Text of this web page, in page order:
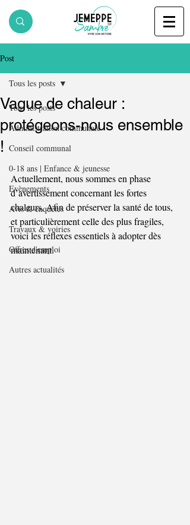
Post
Tous les posts
Administration communale
Conseil communal
0-18 ans | Enfance & jeunesse
Evènements
Avis & enquêtes
Travaux & voiries
Offres d'emploi
Autres actualités
Tous les posts
Vague de chaleur :
protégeons-nous ensemble
!
Actuellement, nous sommes en phase
d’avertissement concernant les fortes
chaleurs. Afin de préserver la santé de tous,
et particulièrement celle des plus fragiles,
voici les réflexes essentiels à adopter dès
maintenant.